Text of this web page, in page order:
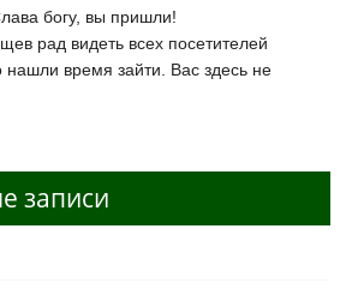
богу, вы пришли!
нашли время зайти. Вас здесь не
записи